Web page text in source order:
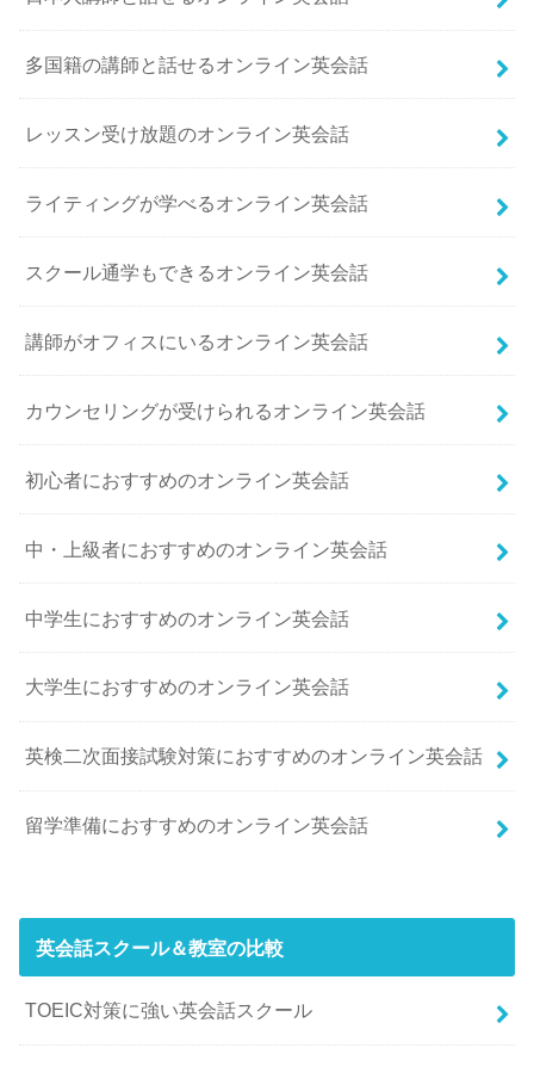
多国籍の講師と話せるオンライン英会話
レッスン受け放題のオンライン英会話
ライティングが学べるオンライン英会話
スクール通学もできるオンライン英会話
講師がオフィスにいるオンライン英会話
カウンセリングが受けられるオンライン英会話
初心者におすすめのオンライン英会話
中・上級者におすすめのオンライン英会話
中学生におすすめのオンライン英会話
大学生におすすめのオンライン英会話
英検二次面接試験対策におすすめのオンライン英会話
留学準備におすすめのオンライン英会話
英会話スクール＆教室の比較
TOEIC対策に強い英会話スクール